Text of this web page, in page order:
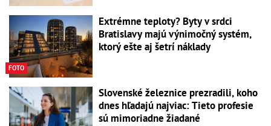
FOTO
Extrémne teploty? Byty v srdci
Bratislavy majú výnimočný systém,
ktorý ešte aj šetrí náklady
Slovenské železnice prezradili, koho
dnes hľadajú najviac: Tieto profesie
sú mimoriadne žiadané